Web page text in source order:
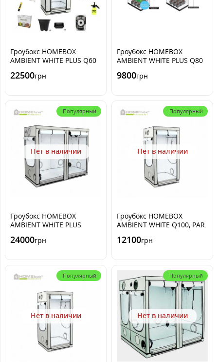
Гроубокс HOMEBOX
AMBIENT WHITE PLUS Q60
22500грн
Гроубокс HOMEBOX
AMBIENT WHITE PLUS Q80
9800грн
Популярный
Нет в наличии
Гроубокс HOMEBOX
AMBIENT WHITE PLUS
x220cm
24000грн
Популярный
Нет в наличии
Гроубокс HOMEBOX
AMBIENT WHITE Q100, PAR
12100грн
Популярный
Нет в наличии
Популярный
Нет в наличии